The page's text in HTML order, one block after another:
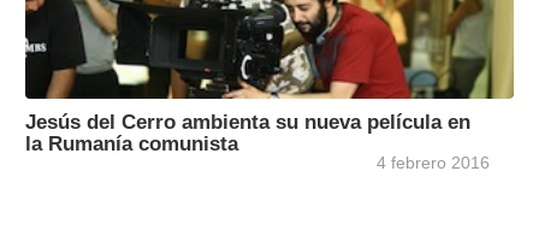
Jesús del Cerro ambienta su nueva película en
la Rumanía comunista
4 febrero 2016